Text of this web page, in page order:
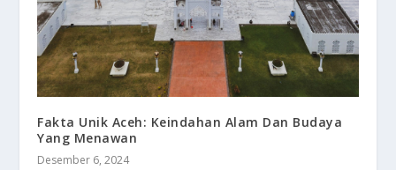
Fakta Unik Aceh: Keindahan Alam Dan Budaya
Yang Menawan
Desember 6, 2024